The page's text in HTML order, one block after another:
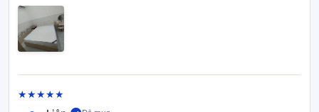
• Những người coi trọng không gian ngủ sạch sẽ, an toàn và
dễ vệ sinh.
• Người dễ nóng lưng, cần bề mặt nệm thoáng và khô ráo.
• Các mẹ mong muốn bảo vệ nệm bền đẹp lâu năm mà vẫn